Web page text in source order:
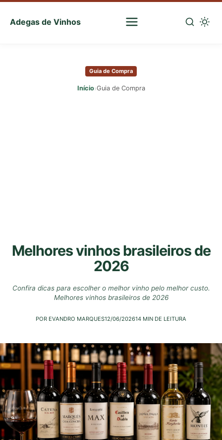
Adegas de Vinhos
Sua
Guia de Compra
Início›Guia de Compra
Melhores vinhos brasileiros de
2026
Confira dicas para escolher o melhor vinho pelo melhor custo.
Melhores vinhos brasileiros de 2026
POR EVANDRO MARQUES12/06/202614 MIN DE LEITURA